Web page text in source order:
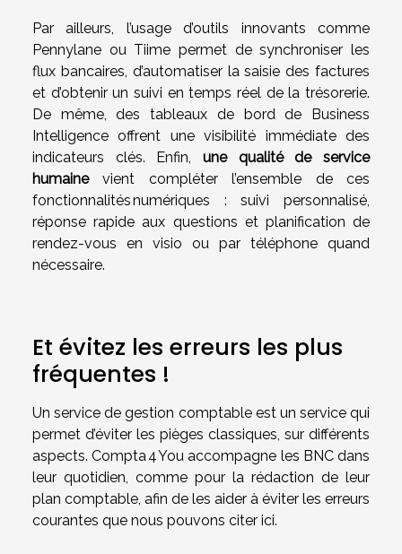
Par ailleurs, l’usage d’outils innovants comme
Pennylane ou Tiime permet de synchroniser les
flux bancaires, d’automatiser la saisie des factures
et d’obtenir un suivi en temps réel de la trésorerie.
De même, des tableaux de bord de Business
Intelligence offrent une visibilité immédiate des
indicateurs clés. Enfin, une qualité de service
humainevient compléter l’ensemble de ces
fonctionnalités numériques : suivi personnalisé,
réponse rapide aux questions et planification de
rendez-vous en visio ou par téléphone quand
nécessaire.
Et évitez les erreurs les plus
fréquentes !
Un service de gestion comptable est un service qui
permet d’éviter les pièges classiques, sur différents
aspects. Compta 4 You accompagne les BNC dans
leur quotidien, comme pour la rédaction de leur
plan comptable, afin de les aider à éviter les erreurs
courantes que nous pouvons citer ici.